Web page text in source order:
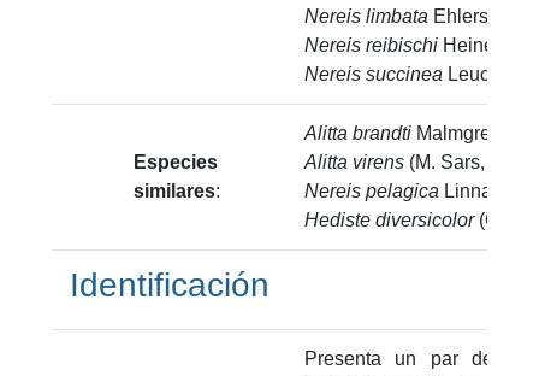
Nereis limbata Ehlers,
Nereis reibischi Heinen,
Nereis succinea Leuckart,
Especies
similares:
Alitta brandti Malmgren,
Alitta virens (M. Sars, 1835)
Nereis pelagica Linnaeus,
Hediste diversicolor(O.F.
Identificación
Presenta un par de